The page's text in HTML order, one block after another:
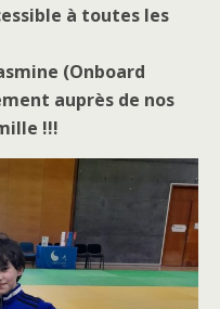
à toutes les
(Onboard
auprès de nos
!!!